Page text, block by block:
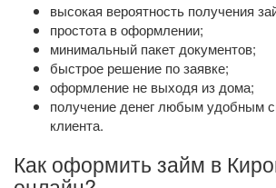
высокая вероятность получения
простота в оформлении;
минимальный пакет документов;
быстрое решение по заявке;
оформление не выходя из дома;
получение денег любым удобным
клиента.
Как оформить займ в